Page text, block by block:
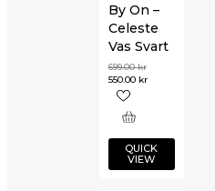
By On –
Celeste
Vas Svart
699.00kr
550.00 kr
QUICK
VIEW